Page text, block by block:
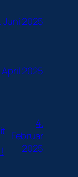
Juni 2025
2025
4.
Februar
2025